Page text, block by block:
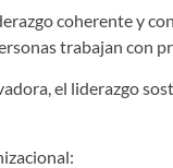
coherente y
trabajan con
el liderazgo